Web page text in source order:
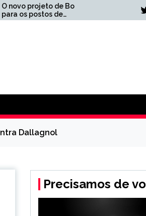
Anvisa libera
Veja como
Dallagnol
Precisamos de